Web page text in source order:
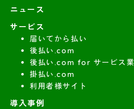
ニュース
サービス
届いてから払い
後払い.com
後払い.com for サービス業
掛払い.com
利用者様サイト
導入事例